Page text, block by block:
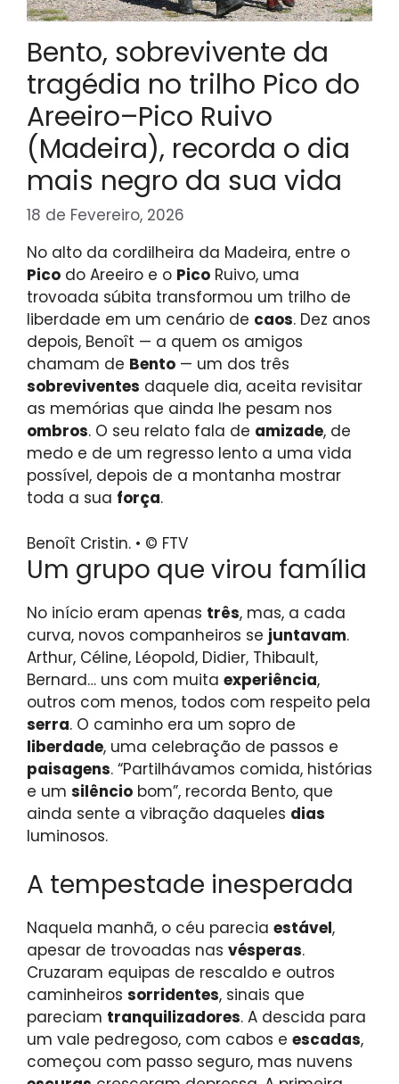
Bento, sobrevivente da
tragédia no trilho Pico do
Areeiro–Pico Ruivo
(Madeira), recorda o dia
mais negro da sua vida
18 de Fevereiro, 2026
No alto da cordilheira da Madeira, entre o
Pico do Areeiro e o Pico Ruivo, uma
trovoada súbita transformou um trilho de
liberdade em um cenário de caos. Dez anos
depois, Benoît — a quem os amigos
chamam de Bento — um dos três
sobreviventes daquele dia, aceita revisitar
as memórias que ainda lhe pesam nos
ombros. O seu relato fala de amizade, de
medo e de um regresso lento a uma vida
possível, depois de a montanha mostrar
toda a sua força.
Benoît Cristin. • © FTV
Um grupo que virou família
No início eram apenas três, mas, a cada
curva, novos companheiros se juntavam.
Arthur, Céline, Léopold, Didier, Thibault,
Bernard… uns com muita experiência,
outros com menos, todos com respeito pela
serra. O caminho era um sopro de
liberdade, uma celebração de passos e
paisagens. “Partilhávamos comida, histórias
e um silêncio bom”, recorda Bento, que
ainda sente a vibração daqueles dias
luminosos.
A tempestade inesperada
Naquela manhã, o céu parecia estável,
apesar de trovoadas nas vésperas.
Cruzaram equipas de rescaldo e outros
caminheiros sorridentes, sinais que
pareciam tranquilizadores. A descida para
um vale pedregoso, com cabos e escadas,
começou com passo seguro, mas nuvens